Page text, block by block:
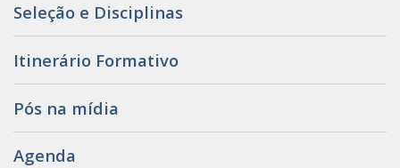
Seleção e Disciplinas
Itinerário Formativo
Pós na mídia
Agenda